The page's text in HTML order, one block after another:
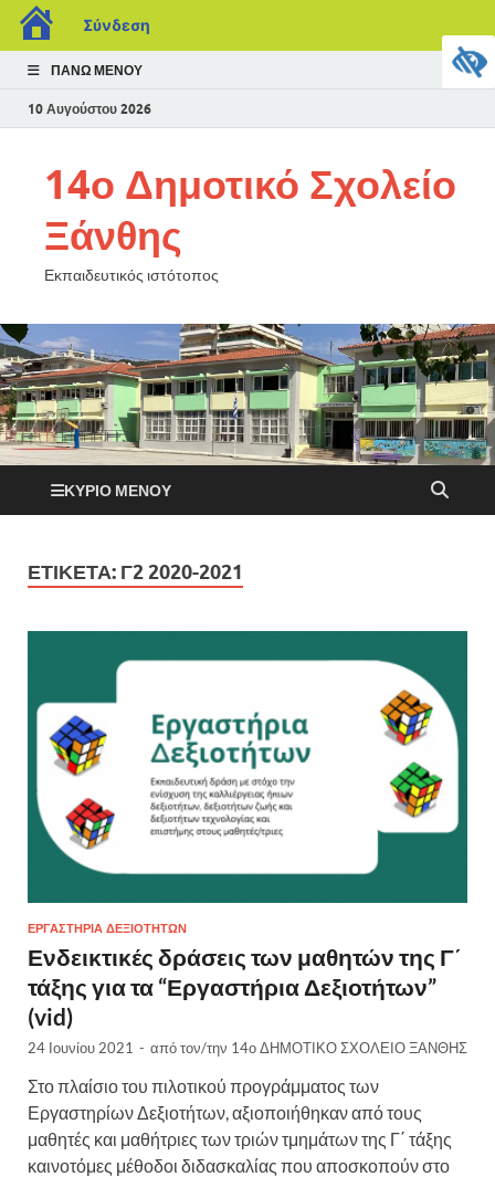
Σύνδεση
ΠΆΝΩ ΜΕΝΟΎ
10 Αυγούστου 2026
14ο Δημοτικό Σχολείο
Ξάνθης
Εκπαιδευτικός ιστότοπος
ΚΎΡΙΟ ΜΕΝΟΎ
ΕΤΙΚΈΤΑ: Γ2 2020-2021
ΕΡΓΑΣΤΉΡΙΑ ΔΕΞΙΟΤΉΤΩΝ
Ενδεικτικές δράσεις των μαθητών της Γ΄
τάξης για τα “Εργαστήρια Δεξιοτήτων”
(vid)
24 Ιουνίου 2021 - από τον/την 14ο ΔΗΜΟΤΙΚΟ ΣΧΟΛΕΙΟ ΞΑΝΘΗΣ
Στο πλαίσιο του πιλοτικού προγράμματος των
Εργαστηρίων Δεξιοτήτων, αξιοποιήθηκαν από τους
μαθητές και μαθήτριες των τριών τμημάτων της Γ΄ τάξης
καινοτόμες μέθοδοι διδασκαλίας που αποσκοπούν στο